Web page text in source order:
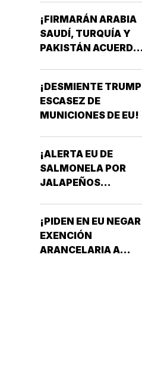
¡FIRMARÁN ARABIA
SAUDÍ, TURQUÍA Y
PAKISTÁN ACUERDO
¡DESMIENTE TRUMP
ESCASEZ DE
MUNICIONES DE EU!
¡ALERTA EU DE
SALMONELA POR
JALAPEÑOS
¡PIDEN EN EU NEGAR
EXENCIÓN
ARANCELARIA A